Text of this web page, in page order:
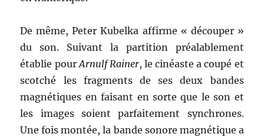
De même, Peter Kubelka affirme « découper »
du son. Suivant la partition préalablement
établie pourArnulf Rainer, le cinéaste a coupé et
scotché les fragments de ses deux bandes
magnétiques en faisant en sorte que le son et
les images soient parfaitement synchrones.
Une fois montée, la bande sonore magnétique a